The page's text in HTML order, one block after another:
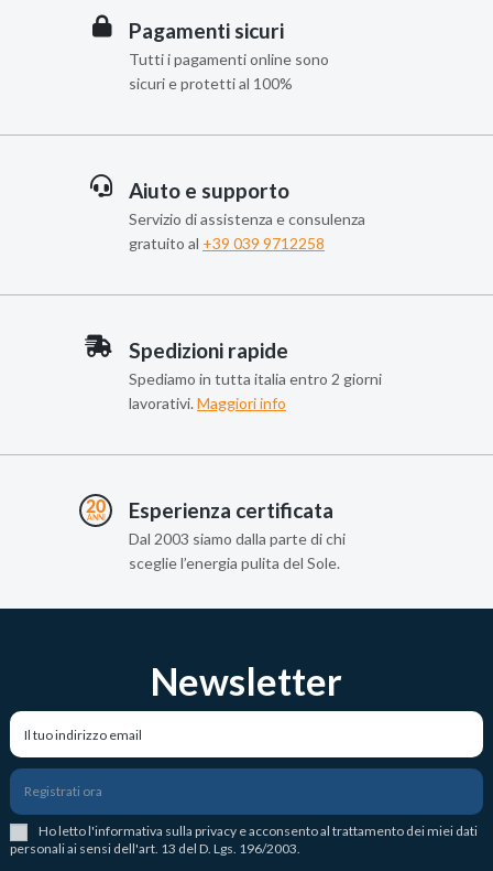
Pagamenti sicuri
Tutti i pagamenti online sono
sicuri e protetti al 100%
Aiuto e supporto
Servizio di assistenza e consulenza
gratuito al +39 039 9712258
Spedizioni rapide
Spediamo in tutta italia entro 2 giorni
lavorativi. Maggiori info
Esperienza certificata
Dal 2003 siamo dalla parte di chi
sceglie l’energia pulita del Sole.
Newsletter
Registrati ora
Ho letto l'informativa sulla privacy e acconsento al trattamento dei miei dati
personali ai sensi dell'art. 13 del D. Lgs. 196/2003.